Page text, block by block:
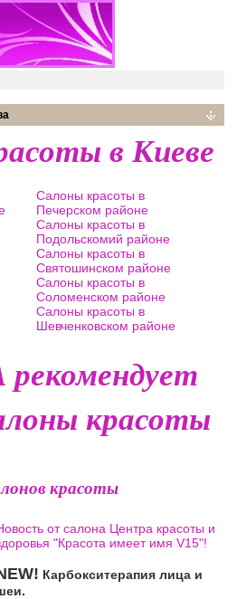
в Киеве
Салоны красоты в
Печерском районе
Салоны красоты в
Подольскомий районе
Салоны красоты в
Святошинском районе
Салоны красоты в
Соломенском районе
Салоны красоты в
Шевченковском районе
красоты
красоты
от салона Центра красоты и
"Красота имеет имя V15"!
Карбокситерапия лица и